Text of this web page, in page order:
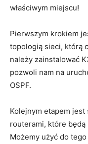
właściwym miejscu!
Pierwszym krokiem
⁣topologią ​sieci,⁣ którą
należy zainstalować
pozwoli‌ nam⁢ na⁤
OSPF.
Kolejnym⁢ etapem
routerami, które będą
Możemy użyć⁤ do